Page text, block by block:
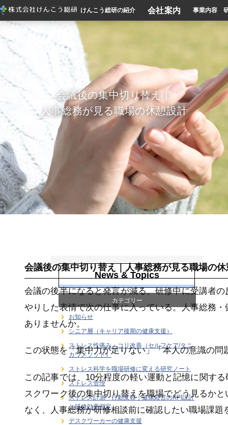
けんこう総研の紹介 会社案内 事業内容
会議後の集中切り替え｜
人事総務が見る職場の休憩設計
会議後の集中切り替え｜人事総務が見る職場の
会議の後半になると発言が減る。研修中に受講者
やりした表情で次の仕事に入っている。人事総務
ありませんか。
この状態を「集中力が足りない」「本人の意識の
この記事では、10分程度の軽い運動と記憶に関す
スクワーク後の集中切り替えを職場でどう見るか
なく、人事総務が研修相談前に確認したい職場課題
News & Topics
カテゴリー
お知らせ
シニア層（キャリア後期の健康支援）
ストレス性痛み・コリ改善（セルフケア/タニ
カワメソッド）
ストレス科学を職場研修に変える研究ノート
ストレス管理
ストレス計測・行動変容｜健康経営のKPI設計
と研修効果測定
デスクワーカーの健康支援